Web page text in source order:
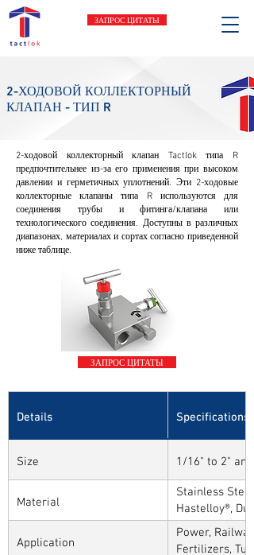
ЗАПРОС ЦИТАТЫ
2-ХОДОВОЙ КОЛЛЕКТОРНЫЙ
КЛАПАН - ТИП R
2-ходовой коллекторный клапан Tactlok типа R
предпочтительнее из-за его применения при высоком
давлении и герметичных уплотнений. Эти 2-ходовые
коллекторные клапаны типа R используются для
соединения трубы и фитинга/клапана или
технологического соединения. Доступны в различных
диапазонах, материалах и сортах согласно приведенной
ниже таблице.
ЗАПРОС ЦИТАТЫ
Details Specifications
Size 1/16" to 2"
Material
Stainless
Hastelloy®,
Alloys
Application
Power,
Fertilizers,